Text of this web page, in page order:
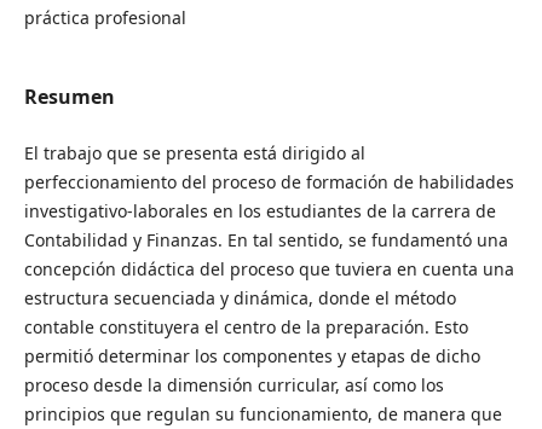
práctica profesional
Resumen
El trabajo que se presenta está dirigido al
perfeccionamiento del proceso de formación de habilidades
investigativo-laborales en los estudiantes de la carrera de
Contabilidad y Finanzas. En tal sentido, se fundamentó una
concepción didáctica del proceso que tuviera en cuenta una
estructura secuenciada y dinámica, donde el método
contable constituyera el centro de la preparación. Esto
permitió determinar los componentes y etapas de dicho
proceso desde la dimensión curricular, así como los
principios que regulan su funcionamiento, de manera que